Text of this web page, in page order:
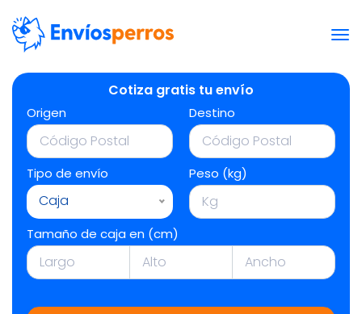
Cotiza gratis tu envío
Origen Destino
Tipo de envío
Caja
Peso (kg)
Tamaño de caja en (cm)